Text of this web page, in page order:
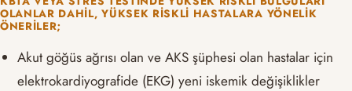
OLANLAR DAHIL, YÜKSEK RISKLI HASTALARA YÖNELIK
ÖNERILER;
Akut göğüs ağrısı olan ve AKS şüphesi olan hastalar için
elektrokardiyografide (EKG) yeni iskemik değişiklikler